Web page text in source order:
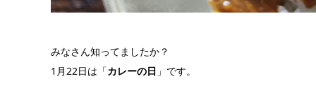
みなさん知ってましたか？
1月22日は「カレーの日 」です。